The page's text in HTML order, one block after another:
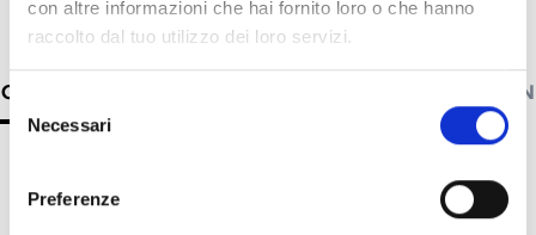
con altre informazioni che hai fornito loro o che hanno
raccolto dal tuo utilizzo dei loro servizi.
Selezione
delNecessari
Preferenze
CARACTÉRISTIQUES TECHNIQUES DOCUMENTATION